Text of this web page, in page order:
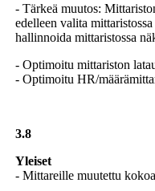
- Tärkeä muutos:
edelleen valita
hallinnoida mittaristossa
- Optimoitu mittariston
- Optimoitu HR/
3.8
Yleiset
- Mittareille muutettu